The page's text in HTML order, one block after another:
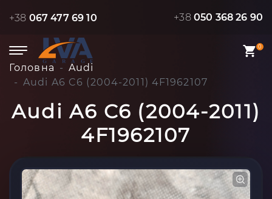
+38 067 477 69 10 +38 050 368 26 90
0
Головна
Audi
Audi A6 C6 (2004-2011) 4F1962107
Audi A6 C6 (2004-2011)
4F1962107